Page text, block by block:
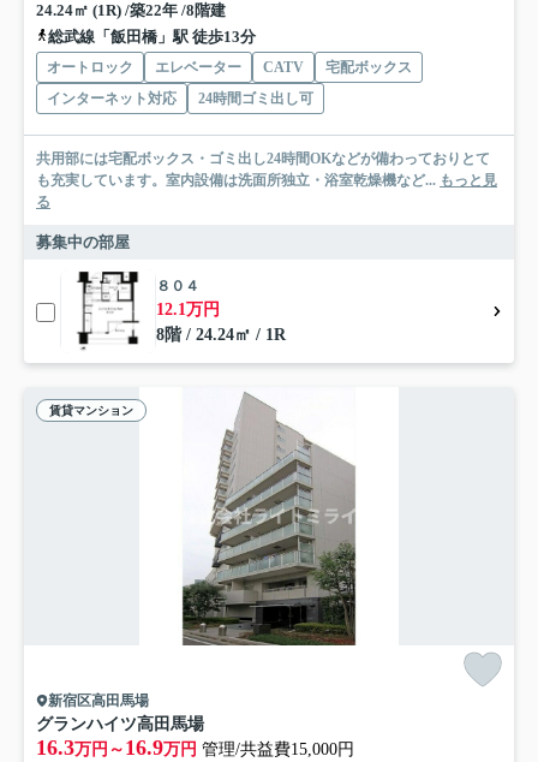
24.24㎡ (1R) /築22年 /8階建
総武線「飯田橋」駅 徒歩13分
オートロック エレベーター CATV
宅配ボックス
インターネット対応
24時間ゴミ出し可
共用部には宅配ボックス・ゴミ出し24時間OKなどが備わっておりとて
も充実しています。室内設備は洗面所独立・浴室乾燥機など... もっと見
る
募集中の部屋
８０４
12.1万円
8階 / 24.24㎡ / 1R
賃貸マンション
新宿区高田馬場
グランハイツ高田馬場
16.3万円～ 16.9万円 管理/共益費15,000円